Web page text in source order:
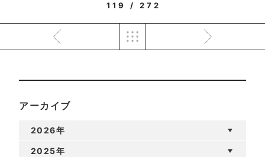
119 / 272
アーカイブ
2026年
2025年